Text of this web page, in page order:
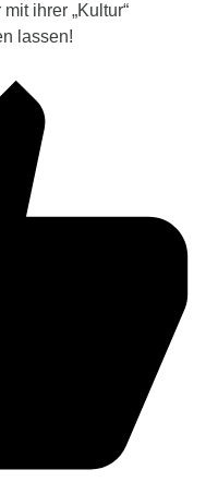
ihrer „Kultur“
lassen!